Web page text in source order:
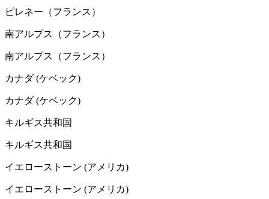
ピレネー（フランス）
南アルプス（フランス）
南アルプス（フランス）
カナダ (ケベック)
カナダ (ケベック)
キルギス共和国
キルギス共和国
イエローストーン (アメリカ)
イエローストーン (アメリカ)